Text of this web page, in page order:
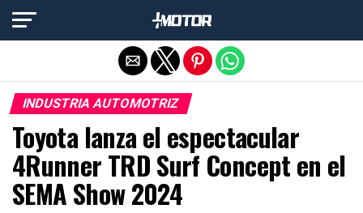
INDUSTRIA AUTOMOTRIZ
Toyota lanza el espectacular
4Runner TRD Surf Concept en el
SEMA Show 2024
Salir de la versión móvil